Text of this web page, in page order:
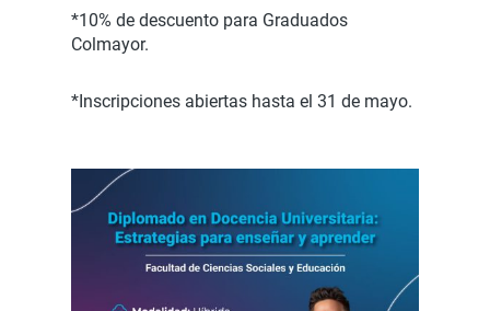
*10% de descuento para Graduados
Colmayor.
*Inscripciones abiertas hasta el 31 de mayo.